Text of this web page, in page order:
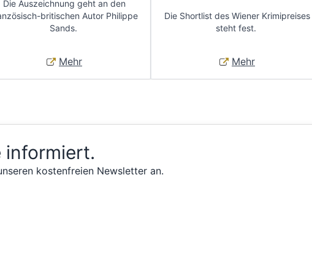
Die Auszeichnung geht an den
britischen Autor Philippe
Sands.
Mehr
Die Shortlist des Wiener Krimipreises
steht fest.
Mehr
informiert.
kostenfreien Newsletter an.